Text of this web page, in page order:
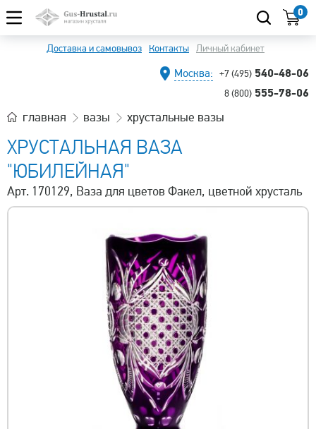
0
Доставка и самовывоз Контакты Личный кабинет
Москва: +7 (495) 540-48-06
8 (800) 555-78-06
главная вазы хрустальные вазы
ХРУСТАЛЬНАЯ ВАЗА
"ЮБИЛЕЙНАЯ"
Арт. 170129, Ваза для цветов Факел, цветной хрусталь